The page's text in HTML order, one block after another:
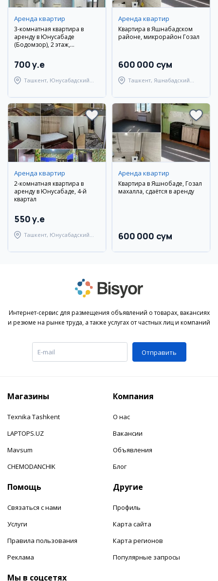
Аренда квартир
3-комнатная квартира в
аренду в Юнусабаде
(Бодомзор), 2 этаж,
700 y.e
Ташкент, Юнусабадский
Аренда квартир
Квартира в Яшнабадском
районе, микрорайон Гозал
600 000 сум
Ташкент, Яшнабадский
Аренда квартир
2-комнатная квартира в
аренду в Юнусабаде, 4-й
квартал
550 y.e
Ташкент, Юнусабадский
Аренда квартир
Квартира в Яшнобаде, Гозал
махалла, сдаётся в аренду
600 000 сум
Интернет-сервис для размещения объявлений о товарах, вакансиях
и резюме на рынке труда, а также услугах от частных лиц и компаний
Отправить
Магазины
Texnika Tashkent
LAPTOPS.UZ
Mavsum
CHEMODANCHIK
Компания
О нас
Вакансии
Объявления
Блог
Помощь
Связаться с нами
Услуги
Правила пользования
Реклама
Другие
Профиль
Карта сайта
Карта регионов
Популярные запросы
Мы в соцсетях